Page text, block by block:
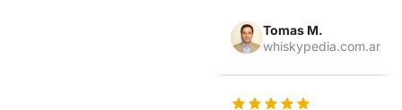
Tomas M.
whiskypedia.com.ar